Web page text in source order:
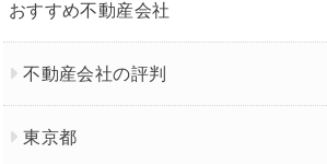
おすすめ不動産会社
不動産会社の評判
東京都